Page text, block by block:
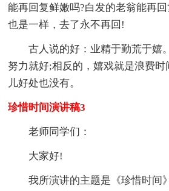
能再回复鲜嫩吗?白发的老翁能再
也是一样，去了永不再回!
古人说的好：业精于勤荒于嬉
努力就好;相反的，嬉戏就是浪费
儿好处也没有。
珍惜时间演讲稿3
老师同学们：
大家好!
我所演讲的主题是《珍惜时间